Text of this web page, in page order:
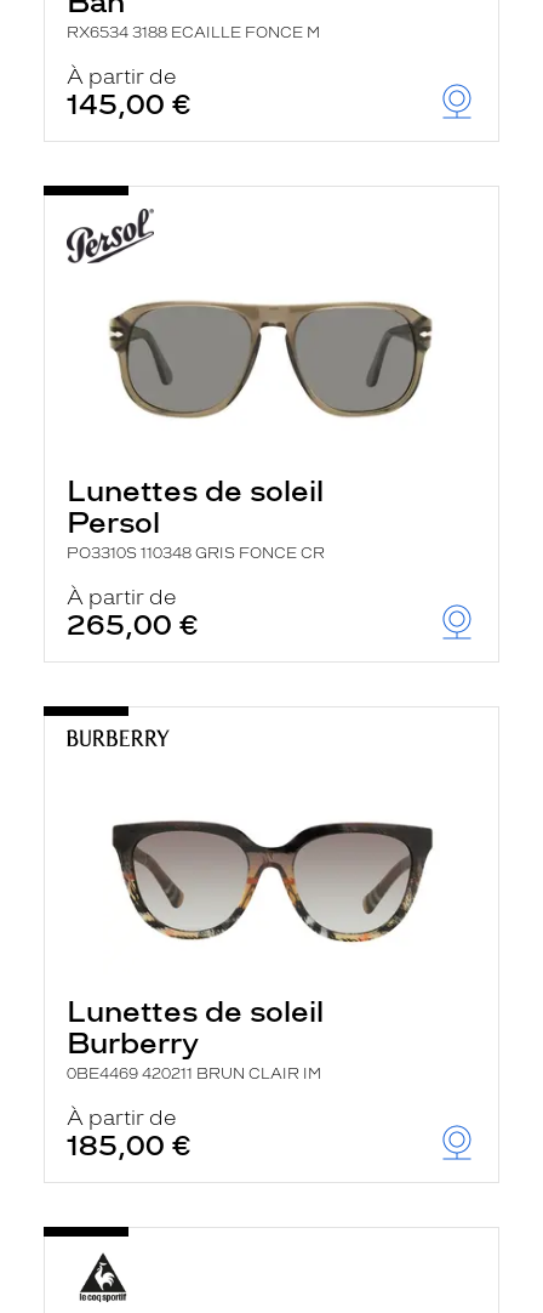
RX6534 3188 ECAILLE FONCE M
À partir de
145,00 €
Lunettes de soleil
Persol
PO3310S 110348 GRIS FONCE CR
À partir de
265,00 €
Lunettes de soleil
Burberry
0BE4469 420211 BRUN CLAIR IM
À partir de
185,00 €